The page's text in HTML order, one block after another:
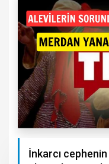
İnkarcı